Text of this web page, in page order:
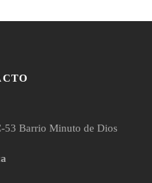
53 Barrio Minuto de Dios